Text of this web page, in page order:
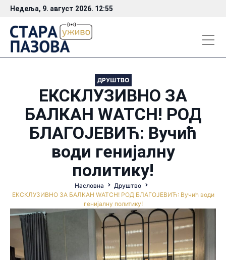
Недеља, 9. август 2026. 12:55
ДРУШТВО
ЕКСКЛУЗИВНО ЗА
БАЛКАН WАТCH! РОД
БЛАГОЈЕВИЋ: Вучић
води генијалну
политику!
Насловна
Друштво
ЕКСКЛУЗИВНО ЗА БАЛКАН WАТCH! РОД БЛАГОЈЕВИЋ: Вучић води
генијалну политику!